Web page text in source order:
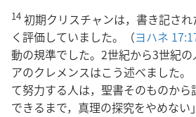
14 初期クリスチャンは，書き記さ
く評価していました。（ヨハネ
動の規準でした。2世紀から3世紀
アのクレメンスはこう述べました
て努力する人は，聖書そのものか
できるまで，真理の探究をやめない